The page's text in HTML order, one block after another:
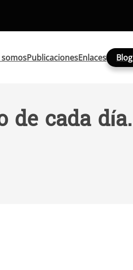
somosPublicacionesEnlaces Blog
de cada día.